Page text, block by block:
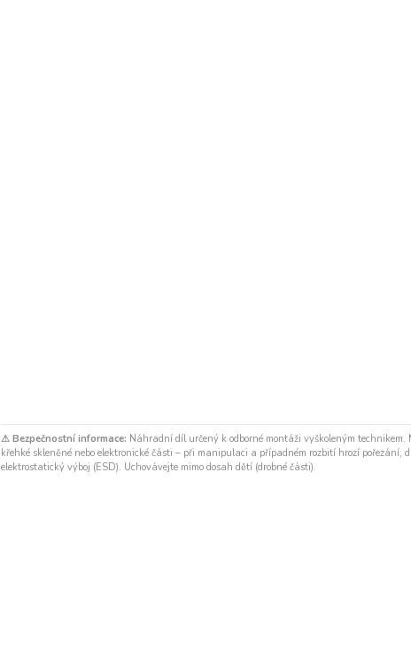
⚠ Bezpečnostní informace: Náhradní díl určený k odborné montáži vyškoleným technikem.
křehké skleněné nebo elektronické části – při manipulaci a případném rozbití hrozí pořezání;
elektrostatický výboj (ESD). Uchovávejte mimo dosah dětí (drobné části).